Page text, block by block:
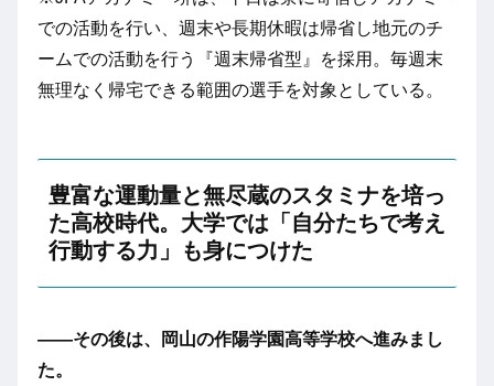
での活動を行い、週末や長期休暇は帰省し地元のチ
ームでの活動を行う『週末帰省型』を採用。毎週末
無理なく帰宅できる範囲の選手を対象としている。
豊富な運動量と無尽蔵のスタミナを培っ
た高校時代。大学では「自分たちで考え
行動する力」も身につけた
――その後は、岡山の作陽学園高等学校へ進みまし
た。